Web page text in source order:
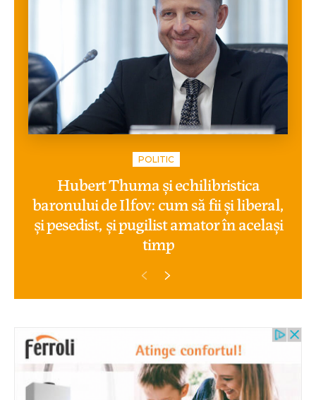
POLITIC
Hubert Thuma și echilibristica
baronului de Ilfov: cum să fii și liberal,
și pesedist, și pugilist amator în același
timp